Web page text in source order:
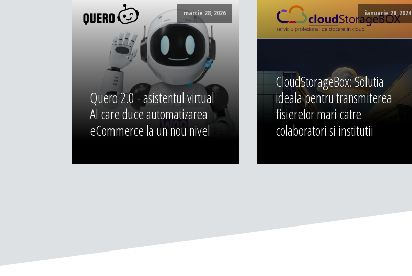
martie 28, 2026
Quero 2.0 - asistentul virtual
AI care duce automatizarea
eCommerce la un nou nivel
ianuarie 28, 2024
CloudStorageBox: Solutia
ideala pentru transmiterea
fisierelor mari catre
colaboratori si institutii